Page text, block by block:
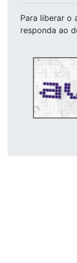
Para liberar o
responda ao